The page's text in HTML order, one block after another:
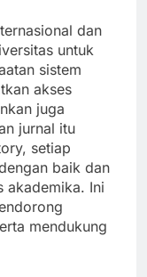
dan
untuk
sistem
akses
juga
jurnal itu
setiap
baik dan
akademika. Ini
mendukung